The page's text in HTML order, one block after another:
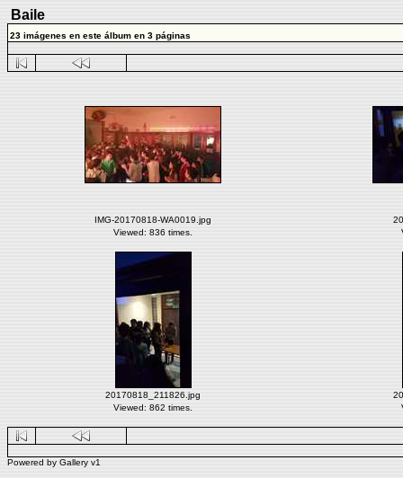
Baile
23 imágenes en este álbum en 3 páginas
IMG-20170818-WA0019.jpg
Viewed: 836 times.
20170818_211826.jpg
Viewed: 862 times.
Powered by Gallery v1